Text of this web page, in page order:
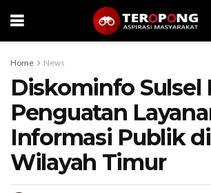
Home News
Diskominfo Sulsel
Penguatan
Informasi Publik
Wilayah Timur